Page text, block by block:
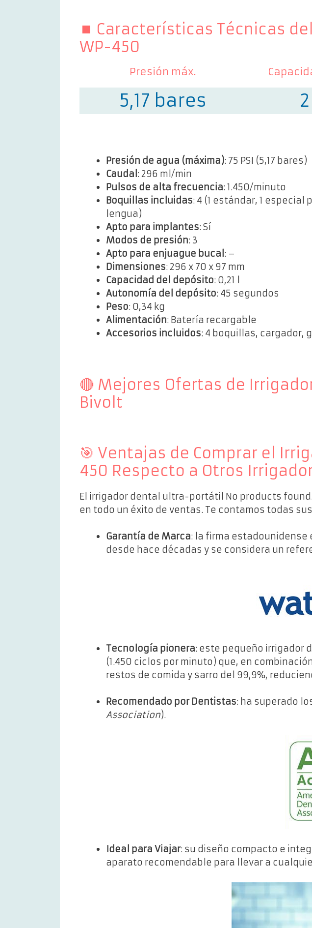
⏹ Características Técnicas
WP-450
Presión máx.
5,17 bares
Presión de agua (máxima): 75 PSI (5,17 bares)
Caudal : 296 ml/min
Pulsos de alta frecuencia: 1.450/minuto
Boquillas incluidas: 4 (1 estándar, 1
lengua)
Apto para implantes: Sí
Modos de presión: 3
Apto para enjuague bucal : –
Dimensiones: 296 x 70 x 97 mm
Capacidad del depósito: 0,21 l
Autonomía del depósito: 45 segundos
Peso: 0,34 kg
Alimentación: Batería recargable
Accesorios incluidos: 4 boquillas, cargador,
🔴 Mejores Ofertas de
Bivolt
🎯 Ventajas de Comprar el
450 Respecto a Otros
El irrigador dental ultra-portátil No products found.
en todo un éxito de ventas. Te contamos todas
Garantía de Marca: la firma estadounidense
desde hace décadas y se considera un
Tecnología pionera: este pequeño irrigador
(1.450 ciclos por minuto) que, en
restos de comida y sarro del 99,9%,
Recomendado por Dentistas: ha superado
Association).
Ideal para Viajar: su diseño compacto e
aparato recomendable para llevar a